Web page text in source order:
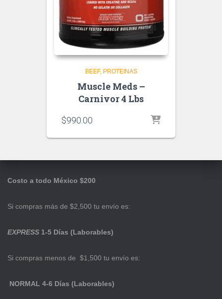
BEEF PROTEINAS
Muscle Meds –
Carnivor 4 Lbs
$990.00
Costo a todo México $200
Si compras más de $2,500 tu envío es:
EXPRESS 1-5 Días (Laborables)
Si compras menos de $1,500 tu envío es:
NORMAL 4-6 Días (Laborables)